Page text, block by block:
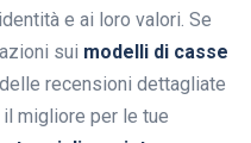
e ai loro valori. Se
sui modelli di casse
recensioni dettagliate
migliore per le tue